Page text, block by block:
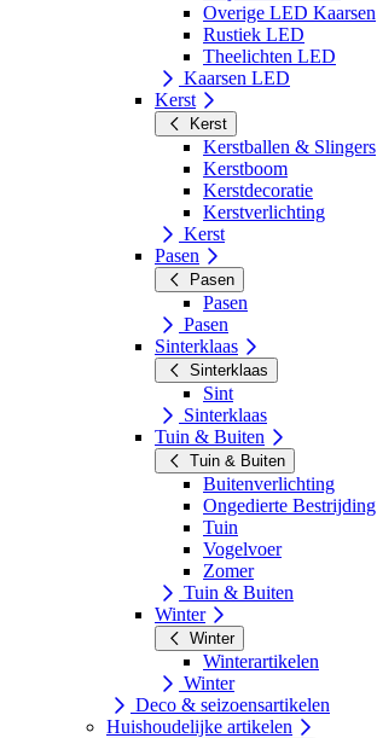
Overige LED Kaarsen
Rustiek LED
Theelichten LED
Kaarsen LED
Kerst
Kerst
Kerstballen & Slingers
Kerstboom
Kerstdecoratie
Kerstverlichting
Kerst
Pasen
Pasen
Pasen
Pasen
Sinterklaas
Sinterklaas
Sint
Sinterklaas
Tuin & Buiten
Tuin & Buiten
Buitenverlichting
Ongedierte Bestrijding
Tuin
Vogelvoer
Zomer
Tuin & Buiten
Winter
Winter
Winterartikelen
Winter
Deco & seizoensartikelen
Huishoudelijke artikelen